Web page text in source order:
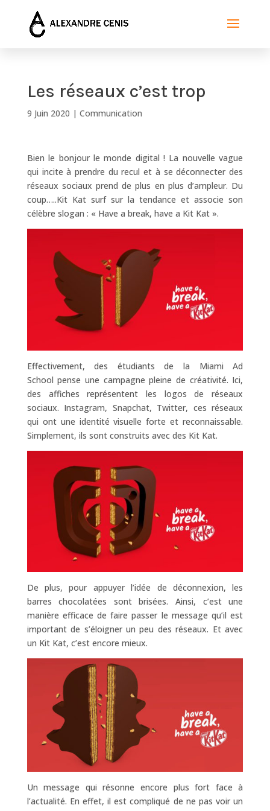
Les réseaux c’est trop
9 Juin 2020 | Communication
Bien le bonjour le monde digital ! La nouvelle vague
qui incite à prendre du recul et à se déconnecter des
réseaux sociaux prend de plus en plus d’ampleur. Du
coup…..Kit Kat surf sur la tendance et associe son
célèbre slogan : « Have a break, have a Kit Kat ».
Effectivement, des étudiants de la Miami Ad
School pense une campagne pleine de créativité. Ici,
des affiches représentent les logos de réseaux
sociaux. Instagram, Snapchat, Twitter, ces réseaux
qui ont une identité visuelle forte et reconnaissable.
Simplement, ils sont construits avec des Kit Kat.
De plus, pour appuyer l’idée de déconnexion, les
barres chocolatées sont brisées. Ainsi, c’est une
manière efficace de faire passer le message qu’il est
important de s’éloigner un peu des réseaux. Et avec
un Kit Kat, c’est encore mieux.
Un message qui résonne encore plus fort face à
l’actualité. En effet, il est compliqué de ne pas voir un